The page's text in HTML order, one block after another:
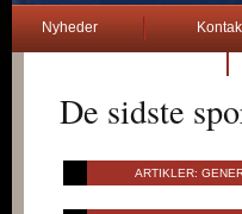
Nyheder
De sidste
ARTIKLER: